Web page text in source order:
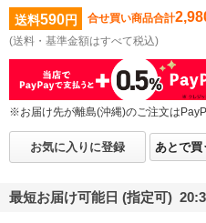
送料590円 合せ買い商品合計
(送料・基準金額はすべて税込)
※お届け先が離島(沖縄)のご注文は
お気に入りに登録 あとで買
最短お届け可能日 (指定可)